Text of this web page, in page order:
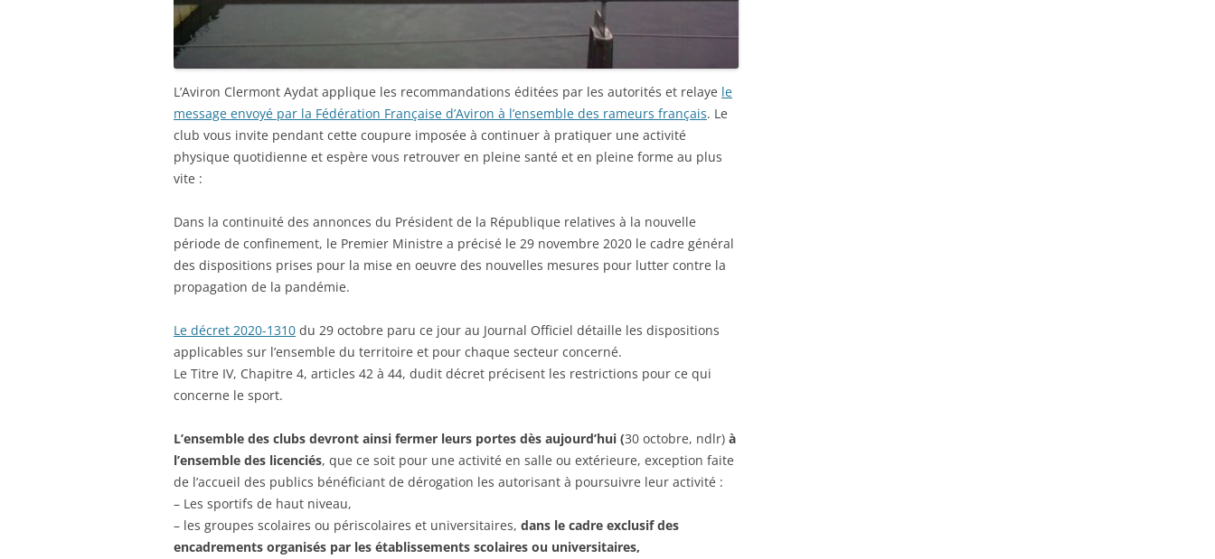
L’Aviron Clermont Aydat applique les recommandations éditées par les autorités et relaye le
message envoyé par la Fédération Française d’Aviron à l’ensemble des rameurs français. Le
club vous invite pendant cette coupure imposée à continuer à pratiquer une activité
physique quotidienne et espère vous retrouver en pleine santé et en pleine forme au plus
vite :
Dans la continuité des annonces du Président de la République relatives à la nouvelle
période de confinement, le Premier Ministre a précisé le 29 novembre 2020 le cadre général
des dispositions prises pour la mise en oeuvre des nouvelles mesures pour lutter contre la
propagation de la pandémie.
Le décret 2020-1310 du 29 octobre paru ce jour au Journal Officiel détaille les dispositions
applicables sur l’ensemble du territoire et pour chaque secteur concerné.
Le Titre IV, Chapitre 4, articles 42 à 44, dudit décret précisent les restrictions pour ce qui
concerne le sport.
L’ensemble des clubs devront ainsi fermer leurs portes dès aujourd’hui (30 octobre, ndlr) à
l’ensemble des licenciés, que ce soit pour une activité en salle ou extérieure, exception faite
de l’accueil des publics bénéficiant de dérogation les autorisant à poursuivre leur activité :
– Les sportifs de haut niveau,
– les groupes scolaires ou périscolaires et universitaires, dans le cadre exclusif des
encadrements organisés par les établissements scolaires ou universitaires,